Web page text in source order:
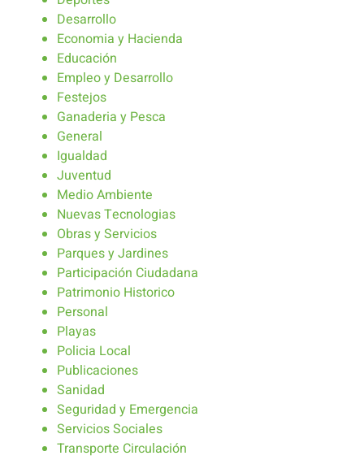
Desarrollo
Economia y Hacienda
Educación
Empleo y Desarrollo
Festejos
Ganaderia y Pesca
General
Igualdad
Juventud
Medio Ambiente
Nuevas Tecnologias
Obras y Servicios
Parques y Jardines
Participación Ciudadana
Patrimonio Historico
Personal
Playas
Policia Local
Publicaciones
Sanidad
Seguridad y Emergencia
Servicios Sociales
Transporte Circulación